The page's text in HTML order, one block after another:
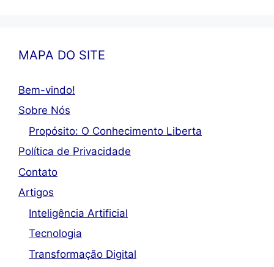
MAPA DO SITE
Bem-vindo!
Sobre Nós
Propósito: O Conhecimento Liberta
Política de Privacidade
Contato
Artigos
Inteligência Artificial
Tecnologia
Transformação Digital